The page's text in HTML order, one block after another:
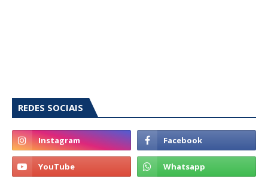
REDES SOCIAIS